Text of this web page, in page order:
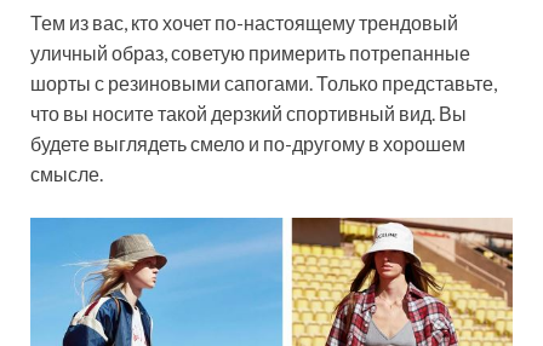
Тем из вас, кто хочет по-настоящему трендовый
уличный образ, советую примерить потрепанные
шорты с резиновыми сапогами. Только представьте,
что вы носите такой дерзкий спортивный вид. Вы
будете выглядеть смело и по-другому в хорошем
смысле.